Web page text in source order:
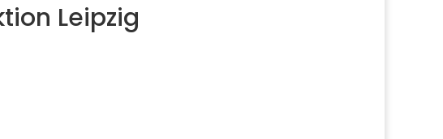
Leipzig